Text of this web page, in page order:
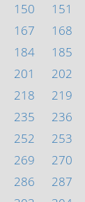
150 151
167 168
184 185
201 202
218 219
235 236
252 253
269 270
286 287